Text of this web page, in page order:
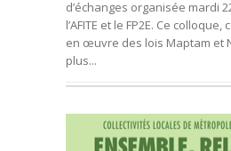
d’échanges organisée mardi
l’AFITE et le FP2E. Ce
en œuvre des lois Maptam et
plus...